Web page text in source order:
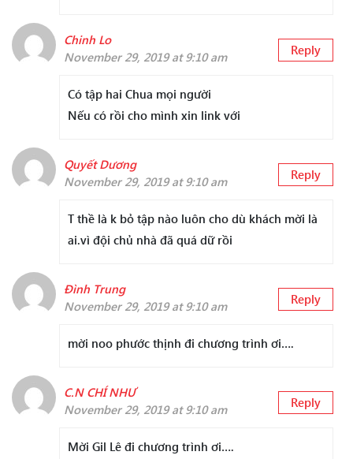
Chinh Lo
November 29, 2019 at 9:10 am
Reply
Có tập hai Chua mọi người
Nếu có rồi cho mình xin link với
Quyết Dương
November 29, 2019 at 9:10 am
Reply
T thề là k bỏ tập nào luôn cho dù khách mời là
ai.vì đội chủ nhà đã quá dữ rồi
Đình Trung
November 29, 2019 at 9:10 am
Reply
mời noo phước thịnh đi chương trình ơi….
C.N CHÍ NHƯ
November 29, 2019 at 9:10 am
Reply
Mời Gil Lê đi chương trình ơi….